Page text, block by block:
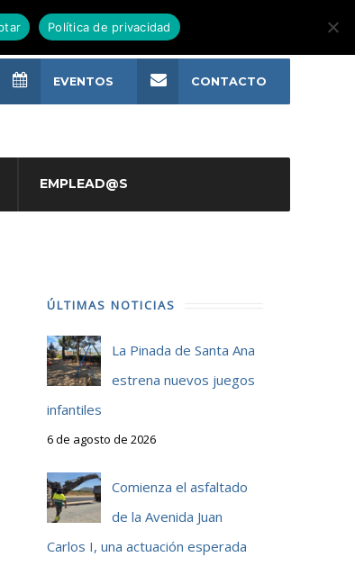
EMPLEAD@S
EVENTOS CONTACTO
ÚLTIMAS NOTICIAS
La Pinada de Santa Ana
estrena nuevos juegos
infantiles
6 de agosto de 2026
Comienza el asfaltado
de la Avenida Juan
Carlos I, una actuación esperada
Política de privacidad